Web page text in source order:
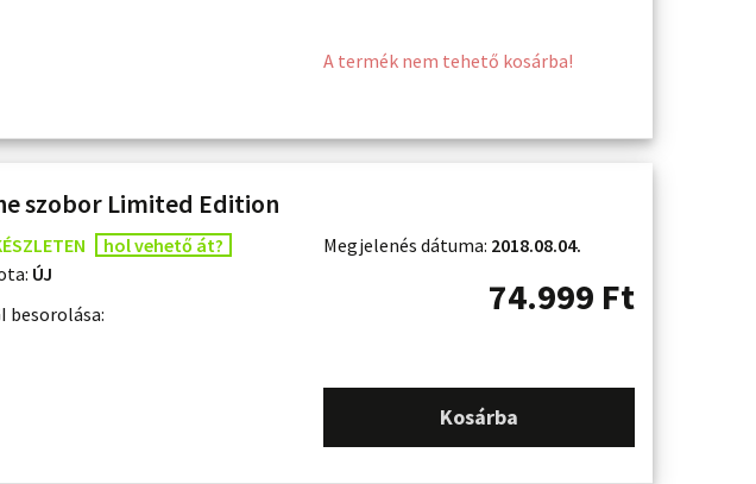
A termék nem tehető kosárba!
szobor Limited Edition
hol vehető át?
ÚJ
besorolása:
Megjelenés dátuma: 2018.08.04.
74.999 Ft
Kosárba